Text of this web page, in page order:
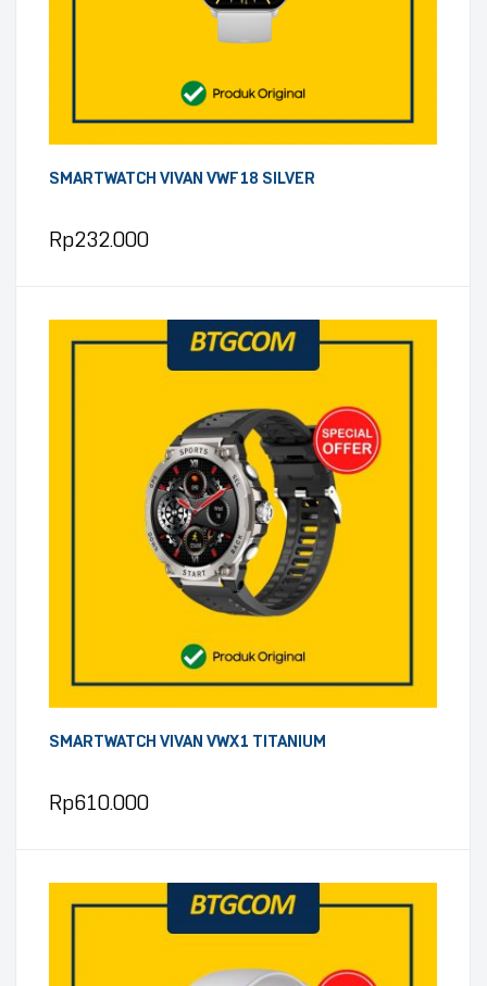
SMARTWATCH VIVAN VWF18 SILVER
Rp232.000
SMARTWATCH VIVAN VWX1 TITANIUM
Rp610.000